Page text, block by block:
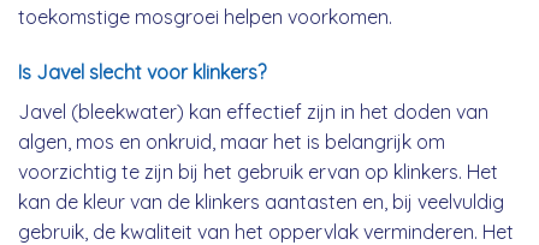
toekomstige mosgroei helpen voorkomen.
Is Javel slecht voor klinkers?
Javel (bleekwater) kan effectief zijn in het doden van
algen, mos en onkruid, maar het is belangrijk om
voorzichtig te zijn bij het gebruik ervan op klinkers. Het
kan de kleur van de klinkers aantasten en, bij veelvuldig
gebruik, de kwaliteit van het oppervlak verminderen. Het